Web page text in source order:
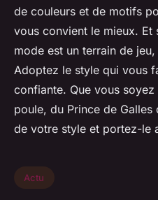
de couleurs et de motifs
vous convient le mieux. Et
mode est un terrain de
Adoptez le style qui vous
confiante. Que vous
poule, du Prince de
de votre style et portez-le
Actu